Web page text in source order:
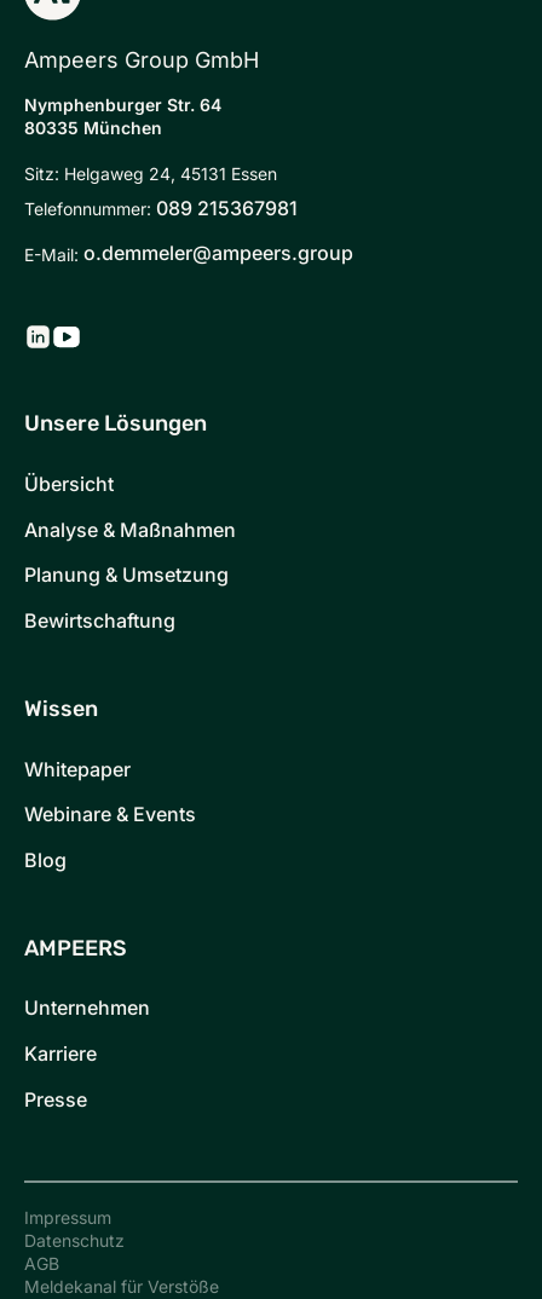
Ampeers Group GmbH
Nymphenburger Str. 64
80335 München
Sitz: Helgaweg 24, 45131 Essen
Telefonnummer: 089 215367981
E-Mail: o.demmeler@ampeers.group
Unsere Lösungen
Übersicht
Analyse & Maßnahmen
Planung & Umsetzung
Bewirtschaftung
Wissen
Whitepaper
Webinare & Events
Blog
AMPEERS
Unternehmen
Karriere
Presse
Impressum
Datenschutz
AGB
Meldekanal für Verstöße